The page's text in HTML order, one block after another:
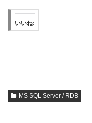
いいね:
MS SQL Server / RDB